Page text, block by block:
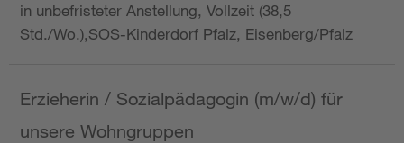
in unbefristeter Anstellung, Vollzeit (38,5
Std./Wo.),SOS-Kinderdorf Pfalz, Eisenberg/Pfalz
Erzieherin / Sozialpädagogin (m/w/d) für
unsere Wohngruppen